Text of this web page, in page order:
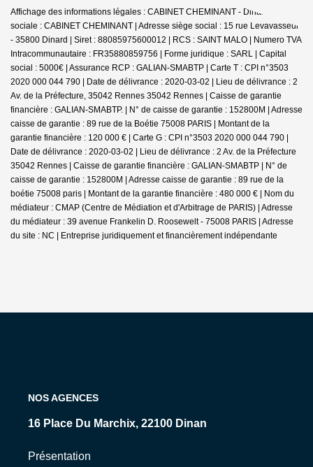
Affichage des informations légales : CABINET CHEMINANT - Dinard | Raison
sociale : CABINET CHEMINANT | Adresse siège social : 15 rue Levavasseur
- 35800 Dinard | Siret : 88085975600012 | RCS : SAINT MALO | Numero TVA
Intracommunautaire : FR35880859756 | Forme juridique : SARL | Capital
social : 5000€ | Assurance RCP : GALIAN-SMABTP | Carte T : CPI n°3503
2020 000 044 790 | Date de délivrance : 2020-03-02 | Lieu de délivrance : 2
Av. de la Préfecture, 35042 Rennes 35042 Rennes | Caisse de garantie
financière : GALIAN-SMABTP. | N° de caisse de garantie : 152800M | Adresse
caisse de garantie : 89 rue de la Boétie 75008 PARIS | Montant de la
garantie financière : 120 000 € | Carte G : CPI n°3503 2020 000 044 790 |
Date de délivrance : 2020-03-02 | Lieu de délivrance : 2 Av. de la Préfecture
35042 Rennes | Caisse de garantie financière : GALIAN-SMABTP | N° de
caisse de garantie : 152800M | Adresse caisse de garantie : 89 rue de la
boétie 75008 paris | Montant de la garantie financière : 480 000 € | Nom du
médiateur : CMAP (Centre de Médiation et d'Arbitrage de PARIS) | Adresse
du médiateur : 39 avenue Frankelin D. Roosewelt - 75008 PARIS | Adresse
du site : NC | Entreprise juridiquement et financièrement indépendante
NOS AGENCES
16 Place Du Marchix, 22100 Dinan
Présentation